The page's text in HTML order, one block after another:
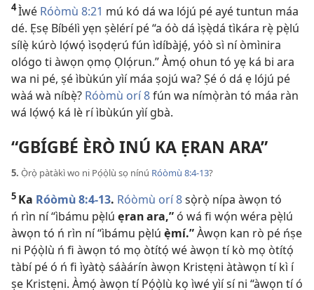
4Ìwé Róòmù 8:21 mú kó dá wa lójú pé ayé tuntun máa
dé. Ẹsẹ Bíbélì yẹn ṣèlérí pé “a óò dá ìṣẹ̀dá tìkára rẹ̀ pẹ̀lú
sílẹ̀ kúrò lọ́wọ́ ìsọdẹrú fún ìdíbàjẹ́, yóò sì ní òmìnira
ológo ti àwọn ọmọ Ọlọ́run.” Àmọ́ ohun tó yẹ ká bi ara
wa ni pé, ṣé ìbùkún yìí máa ṣojú wa? Ṣé ó dá ẹ lójú pé
wàá wà níbẹ̀? Róòmù orí 8fún wa nímọ̀ràn tó máa ràn
wá lọ́wọ́ ká lè rí ìbùkún yìí gbà.
“GBÍGBÉ ÈRÒ INÚ KA ẸRAN ARA”
5. Ọ̀rọ̀ pàtàkì wo ni Pọ́ọ̀lù sọ nínú Róòmù 8:4-13?
5 Ka Róòmù 8:4-13. Róòmù orí 8sọ̀rọ̀ nípa àwọn tó
ń rìn ní “ìbámu pẹ̀lú ẹran ara,” ó wá fi wọ́n wéra pẹ̀lú
àwọn tó ń rìn ní “ìbámu pẹ̀lú ẹ̀mí.”Àwọn kan rò pé ńṣe
ni Pọ́ọ̀lù ń fi àwọn tó mọ òtítọ́ wé àwọn tí kò mọ òtítọ́
tàbí pé ó ń fi ìyàtọ̀ sáàárín àwọn Kristẹni àtàwọn tí kì í
ṣe Kristẹni. Àmọ́ àwọn tí Pọ́ọ̀lù kọ ìwé yìí sí ni “àwọn tí ó